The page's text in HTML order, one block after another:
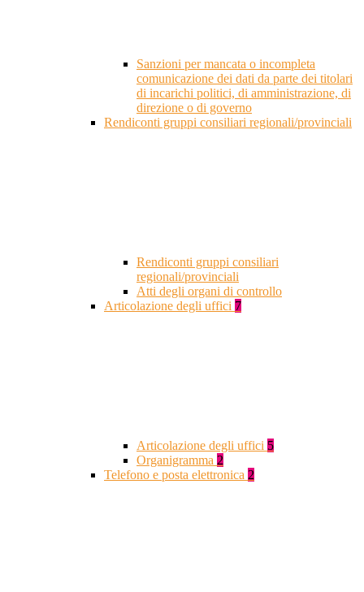
Sanzioni per mancata o incompleta
comunicazione dei dati da parte dei titolari
di incarichi politici, di amministrazione, di
direzione o di governo
Rendiconti gruppi consiliari regionali/provinciali
Rendiconti gruppi consiliari
regionali/provinciali
Atti degli organi di controllo
Articolazione degli uffici 7
Articolazione degli uffici 5
Organigramma 2
Telefono e posta elettronica 2